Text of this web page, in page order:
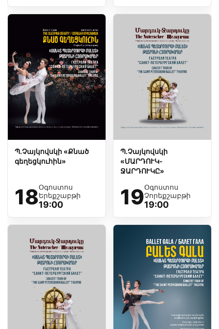
Պ.Չայկովսկի «Քնած
գեղեցկուհին»
18Օգոստոս
Երեքշաբթի
19:00
Պ.Չայկովսկի
«ՄԱՐԴՈՒԿ-
ՋԱՐԴՈՒԿԸ»
19Օգոստոս
Չորեքշաբթի
19:00